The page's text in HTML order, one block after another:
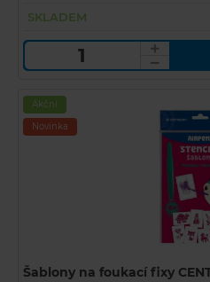
SKLADEM
Akční
Novinka
Šablony na foukací fixy